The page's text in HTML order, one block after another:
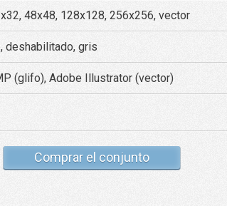
48x48, 128x128, 256x256, vector
deshabilitado, gris
(glifo), Adobe Illustrator (vector)
Comprar el conjunto